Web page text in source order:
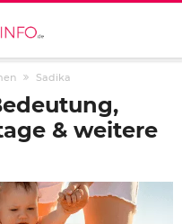
Sadika
& weitere